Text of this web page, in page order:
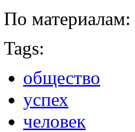
По материалам:
Tags:
общество
успех
человек